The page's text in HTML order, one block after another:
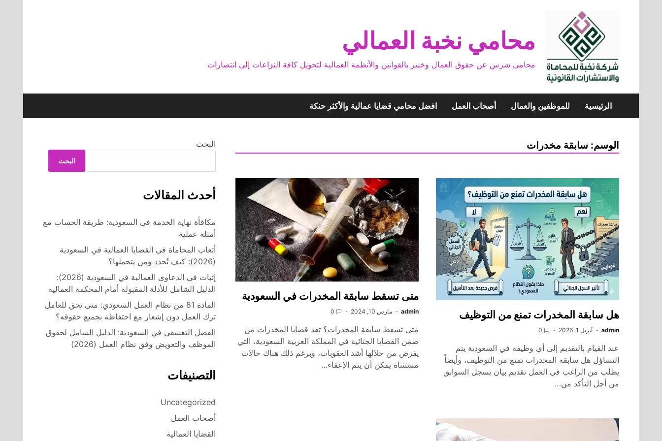
محامي نخبة العمالي
محامي شرس عن حقوق العمال وخبير بالقوانين والأنظمة العمالية لتحويل كافة النزاعات إلى انتصارات
الرئيسية للموظفين والعمال أصحاب العمل افضل محامي قضايا عمالية والأكثر حنكة
الوسم: سابقة مخدرات
هل سابقة المخدرات تمنع من التوظيف
admin أبريل 1, 2026 0
عند القيام بالتقديم إلى أي وظيفة في السعودية يتم
التساؤل هل سابقة المخدرات تمنع من التوظيف، وأيضاً
يطلب من الراغب في العمل تقديم بيان بسجل السوابق
من أجل التأكد من…
متى تسقط سابقة المخدرات في السعودية
admin مارس 10, 2024 0
متى تسقط سابقة المخدرات؟ تعد قضايا المخدرات من
ضمن القضايا الجنائية في المملكة العربية السعودية، التي
يفرض من خلالها أشد العقوبات، وبرغم ذلك هناك حالات
مستثناة يمكن أن يتم الإعفاء…
البحث
البحث
أحدث المقالات
مكافأة نهاية الخدمة في السعودية: طريقة الحساب مع
أمثلة عملية
أتعاب المحاماة في القضايا العمالية في السعودية
(2026): كيف تُحدد ومن يتحملها؟
إثبات في الدعاوى العمالية في السعودية (2026):
الدليل الشامل للأدلة المقبولة أمام المحكمة العمالية
المادة 81 من نظام العمل السعودي: متى يحق للعامل
ترك العمل دون إشعار مع احتفاظه بجميع حقوقه؟
الفصل التعسفي في السعودية: الدليل الشامل لحقوق
الموظف والتعويض وفق نظام العمل (2026)
التصنيفات
Uncategorized
أصحاب العمل
القضايا العمالية